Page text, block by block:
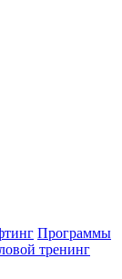
Программы
тренинг